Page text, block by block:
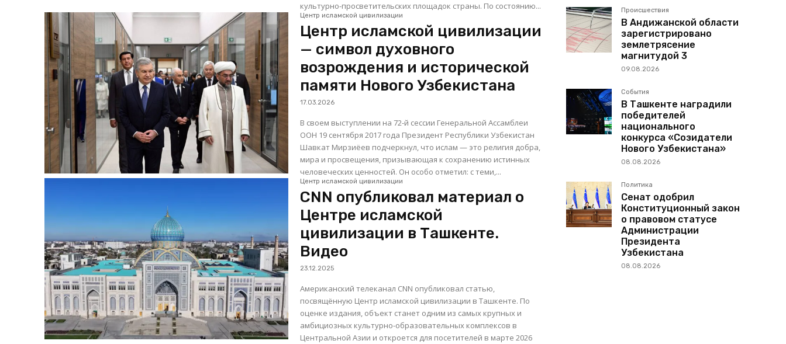
культурно-просветительских площадок страны. По состоянию...
Центр исламской цивилизации
Центр исламской цивилизации
— символ духовного
возрождения и исторической
памяти Нового Узбекистана
17.03.2026
В своем выступлении на 72-й сессии Генеральной Ассамблеи
ООН 19 сентября 2017 года Президент Республики Узбекистан
Шавкат Мирзиёев подчеркнул, что ислам — это религия добра,
мира и просвещения, призывающая к сохранению истинных
человеческих ценностей. Он особо отметил: с теми,...
Центр исламской цивилизации
CNN опубликовал материал о
Центре исламской
цивилизации в Ташкенте.
Видео
23.12.2025
Американский телеканал CNN опубликовал статью,
посвящённую Центр исламской цивилизации в Ташкенте. По
оценке издания, объект станет одним из самых крупных и
амбициозных культурно-образовательных комплексов в
Центральной Азии и откроется для посетителей в марте 2026
Происшествия
В Андижанской области
зарегистрировано
землетрясение
магнитудой 3
09.08.2026
События
В Ташкенте наградили
победителей
национального
конкурса «Созидатели
Нового Узбекистана»
08.08.2026
Политика
Сенат одобрил
Конституционный закон
о правовом статусе
Администрации
Президента
Узбекистана
08.08.2026